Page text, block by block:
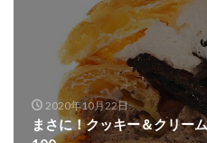
2020年10月22日
まさに！クッキー＆クリー